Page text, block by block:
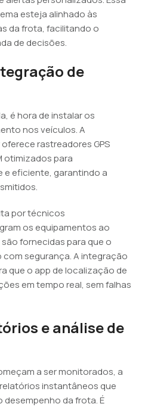
esteja alinhado às
da frota, facilitando o
de decisões.
de
é hora de instalar os
nos veículos. A
rastreadores GPS
otimizados para
eficiente, garantindo a
por técnicos
os equipamentos ao
fornecidas para que o
segurança. A integração
que o app de localização de
em tempo real, sem falhas
e análise de
a ser monitorados, a
instantâneos que
desempenho da frota. É